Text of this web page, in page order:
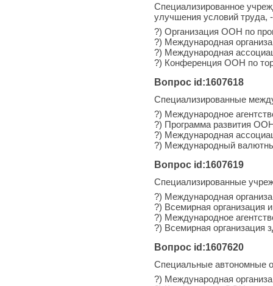
Специализированное
улучшения условий труда,
?) Организация ООН по
?) Международная
?) Международная
?) Конференция ООН по
Вопрос id:1607618
Специализированные
?) Международное
?) Программа развития
?) Международная
?) Международный
Вопрос id:1607619
Специализированные
?) Международная
?) Всемирная организация
?) Международное
?) Всемирная организация
Вопрос id:1607620
Специальные автономные
?) Международная